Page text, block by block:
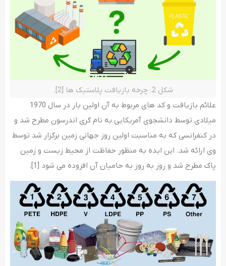
شکل 2. چرخه بازیافت پلاستیک ها [2].
علائم بازیافت و کد های مربوط به آن اولین بار در سال 1970
میلادی توسط دانشجوی آمریکایی به نام گری اندرسون مطرح شد و
در کنفرانسی که به مناسبت اولین روز جهانی زمین برگزار شد توسط
وی ارائه شد. این ایده به منظور حفاظت از محیط زیست و زمین
پاک مطرح شد و روز به روز به حامیان آن افزوده می شود [1].